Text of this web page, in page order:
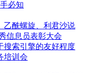
必知
乙酰螺旋、利君沙说
信息员表彰大会
搜索引擎的友好程度
培训会